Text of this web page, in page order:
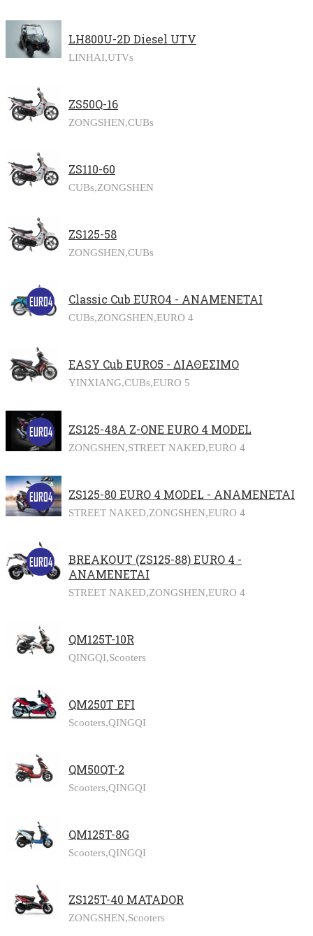
LH800U-2D Diesel UTV
LINHAI,UTVs
ZS50Q-16
ZONGSHEN,CUBs
ZS110-60
CUBs,ZONGSHEN
ZS125-58
ZONGSHEN,CUBs
Classic Cub EURO4 - ΑΝΑΜΕΝΕΤΑΙ
CUBs,ZONGSHEN,EURO 4
EASY Cub EURO5 - ΔΙΑΘΕΣΙΜΟ
YINXIANG,CUBs,EURO 5
ZS125-48A Z-ONE EURO 4 MODEL
ZONGSHEN,STREET NAKED,EURO 4
ZS125-80 EURO 4 MODEL - ΑΝΑΜΕΝΕΤΑΙ
STREET NAKED,ZONGSHEN,EURO 4
BREAKOUT (ZS125-88) EURO 4 -
ΑΝΑΜΕΝΕΤΑΙ
STREET NAKED,ZONGSHEN,EURO 4
QM125T-10R
QINGQI,Scooters
QM250T EFI
Scooters,QINGQI
QM50QT-2
Scooters,QINGQI
QM125T-8G
Scooters,QINGQI
ZS125T-40 MATADOR
ZONGSHEN,Scooters